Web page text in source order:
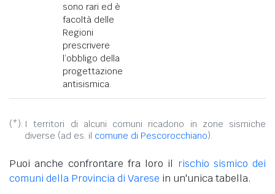
sono rari ed è
facoltà delle
Regioni
prescrivere
l’obbligo della
progettazione
antisismica.
(*): I territori di alcuni comuni ricadono in zone sismiche
diverse (ad es. il comune di Pescorocchiano).
Puoi anche confrontare fra loro il rischio sismico dei
comuni della Provincia di Varese in un'unica tabella.